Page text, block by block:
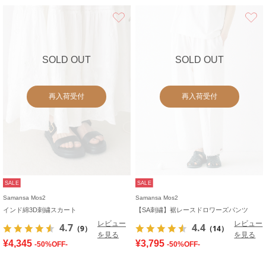
SOLD OUT
再入荷受付
SALE
Samansa Mos2
インド綿3D刺繍スカート
4.7 （9）
レビュー
を見る
¥4,345 -50%OFF-
SOLD OUT
再入荷受付
SALE
Samansa Mos2
【SA刺繍】裾レースドロワーズパンツ
4.4 （14）
レビュー
を見る
¥3,795 -50%OFF-